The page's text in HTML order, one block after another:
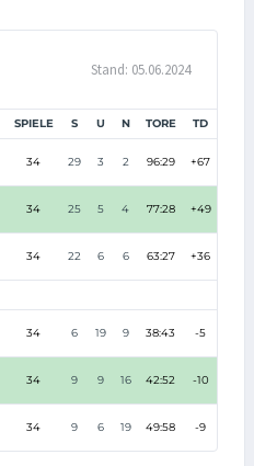
Stand: 05.06.2024
SPIELE S U N TORE TD
34 29 3 2 96:29 +67
34 25 5 4 77:28 +49
34 22 6 6 63:27 +36
34 6 19 9 38:43 -5
34 9 9 16 42:52 -10
34 9 6 19 49:58 -9